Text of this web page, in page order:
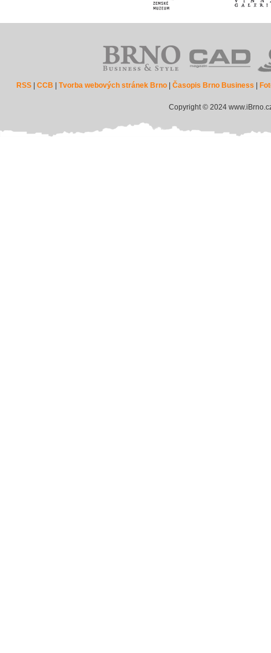
RSS |CCB |Tvorba webových stránek Brno |Časopis Brno Business
Copyright © 2024